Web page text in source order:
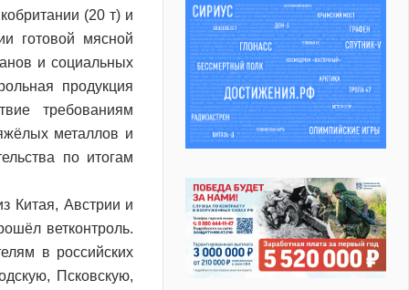
(20 т) и
готовой мясной
и социальных
продукция
требованиям
металлов и
по итогам
Китая, Австрии и
ветконтроль.
в российских
Псковскую,